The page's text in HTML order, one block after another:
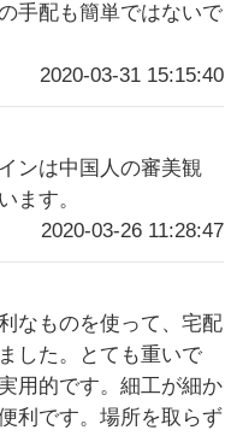
手配も簡単ではないで
2020-03-31 15:15:40
ンは中国人の審美観
ます。
2020-03-26 11:28:47
なものを使って、宅配
した。とても重いで
用的です。細工が細か
利です。場所を取らず